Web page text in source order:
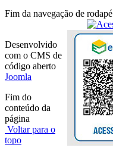
Fim da navegação de rodapé
Desenvolvido
com o CMS de
código aberto
Joomla
Fim do
conteúdo da
página
Voltar para o
topo